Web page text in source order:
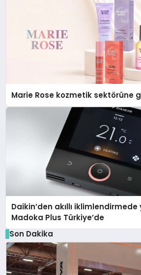
Marie Rose kozmetik sektörüne
Daikin’den akıllı
Madoka Plus Türkiye’de
Son Dakika